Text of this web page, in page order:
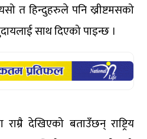
त हिन्दुहरुले पनि ख्रीष्टमसको
साथ दिएको पाइन्छ ।
देखिएको बताउँछन् राष्ट्रिय